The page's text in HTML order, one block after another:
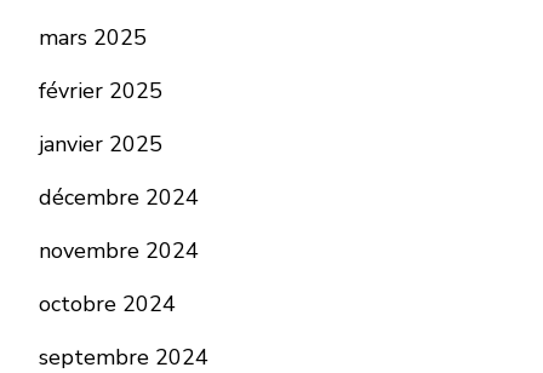
mars 2025
février 2025
janvier 2025
décembre 2024
novembre 2024
octobre 2024
septembre 2024